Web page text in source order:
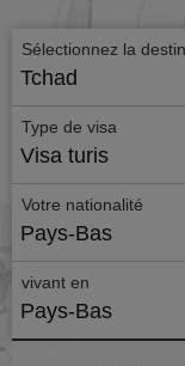
Sélectionnez la
Tchad
Type de visa
Visa turis
Votre nationalité
Pays-Bas
vivant en
Pays-Bas